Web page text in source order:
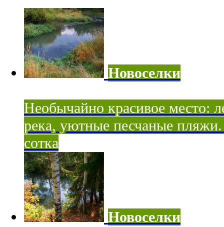
Новоселки
Необычайно красивое место:
река, уютные песчаные
сотка
Новоселки